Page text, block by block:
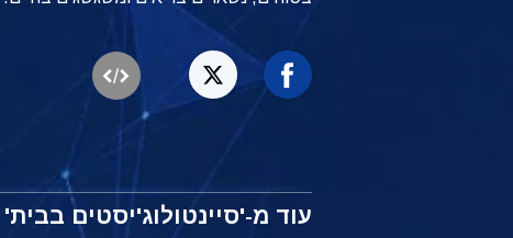
עוד מ-'סיינטולוג'יסטים בבית'